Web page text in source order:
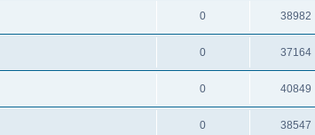
0 38982
0 37164
0 40849
0 38547